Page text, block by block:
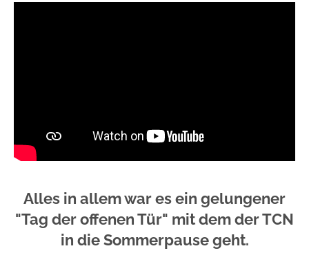
Alles in allem war es ein gelungener
"Tag der offenen Tür" mit dem der TCN
in die Sommerpause geht.